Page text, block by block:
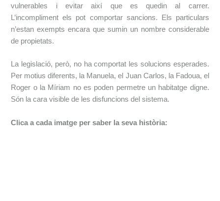
vulnerables i evitar així que es quedin al carrer.
L’incompliment els pot comportar sancions. Els particulars
n’estan exempts encara que sumin un nombre considerable
de propietats.
La legislació, però, no ha comportat les solucions esperades.
Per motius diferents, la Manuela, el Juan Carlos, la Fadoua, el
Roger o la Míriam no es poden permetre un habitatge digne.
Són la cara visible de les disfuncions del sistema.
Clica a cada imatge per saber la seva història: